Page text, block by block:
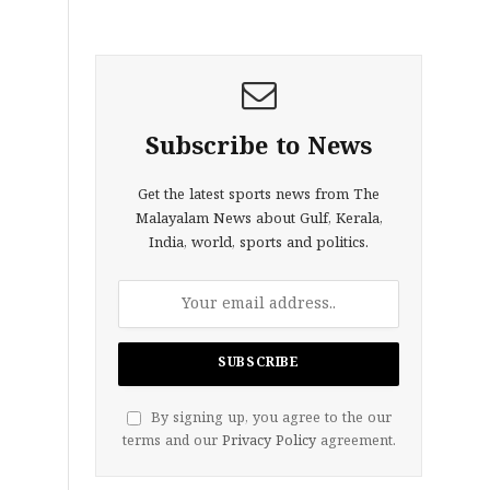
Subscribe to News
Get the latest sports news from The
Malayalam News about Gulf, Kerala,
India, world, sports and politics.
By signing up, you agree to the our
terms and our Privacy Policyagreement.